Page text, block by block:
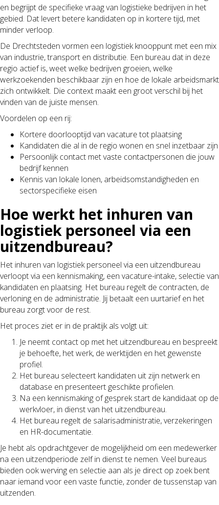
en begrijpt de specifieke vraag van logistieke bedrijven in het
gebied. Dat levert betere kandidaten op in kortere tijd, met
minder verloop.
De Drechtsteden vormen een logistiek knooppunt met een mix
van industrie, transport en distributie. Een bureau dat in deze
regio actief is, weet welke bedrijven groeien, welke
werkzoekenden beschikbaar zijn en hoe de lokale arbeidsmarkt
zich ontwikkelt. Die context maakt een groot verschil bij het
vinden van de juiste mensen.
Voordelen op een rij:
Kortere doorlooptijd van vacature tot plaatsing
Kandidaten die al in de regio wonen en snel inzetbaar zijn
Persoonlijk contact met vaste contactpersonen die jouw
bedrijf kennen
Kennis van lokale lonen, arbeidsomstandigheden en
sectorspecifieke eisen
Hoe werkt het inhuren van
logistiek personeel via een
uitzendbureau?
Het inhuren van logistiek personeel via een uitzendbureau
verloopt via een kennismaking, een vacature-intake, selectie van
kandidaten en plaatsing. Het bureau regelt de contracten, de
verloning en de administratie. Jij betaalt een uurtarief en het
bureau zorgt voor de rest.
Het proces ziet er in de praktijk als volgt uit:
Je neemt contact op met het uitzendbureau en bespreekt
je behoefte, het werk, de werktijden en het gewenste
profiel.
Het bureau selecteert kandidaten uit zijn netwerk en
database en presenteert geschikte profielen.
Na een kennismaking of gesprek start de kandidaat op de
werkvloer, in dienst van het uitzendbureau.
Het bureau regelt de salarisadministratie, verzekeringen
en HR-documentatie.
Je hebt als opdrachtgever de mogelijkheid om een medewerker
na een uitzendperiode zelf in dienst te nemen. Veel bureaus
bieden ook werving en selectie aan als je direct op zoek bent
naar iemand voor een vaste functie, zonder de tussenstap van
uitzenden.